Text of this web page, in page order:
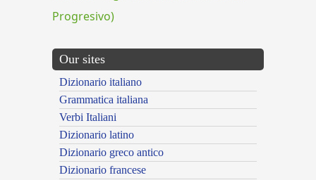
Progresivo)
Our sites
Dizionario italiano
Grammatica italiana
Verbi Italiani
Dizionario latino
Dizionario greco antico
Dizionario francese